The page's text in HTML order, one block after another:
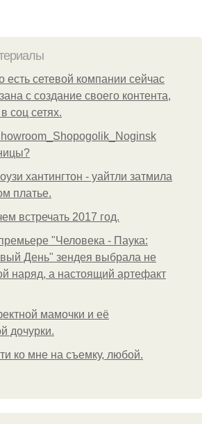
есть сетевой компании сейчас
с создание своего контента,
соц сетях.
хантингтон - уайтли затмила
платьe.
встречать 2017 год.
"Человека - Паука:
День" зендея выбрала не
наряд, а настоящий артефакт
мамочки и её
дочурки.
ко мне на съемку, любой.